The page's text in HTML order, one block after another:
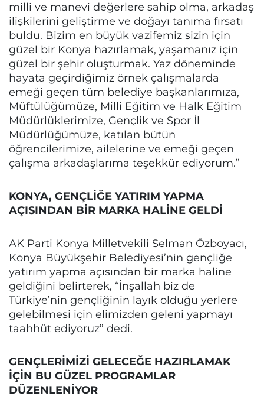
milli ve manevi değerlere sahip olma, arkadaş
ilişkilerini geliştirme ve doğayı tanıma fırsatı
buldu. Bizim en büyük vazifemiz sizin için
güzel bir Konya hazırlamak, yaşamanız için
güzel bir şehir oluşturmak. Yaz döneminde
hayata geçirdiğimiz örnek çalışmalarda
emeği geçen tüm belediye başkanlarımıza,
Müftülüğümüze, Milli Eğitim ve Halk Eğitim
Müdürlüklerimize, Gençlik ve Spor İl
Müdürlüğümüze, katılan bütün
öğrencilerimize, ailelerine ve emeği geçen
çalışma arkadaşlarıma teşekkür ediyorum.”
KONYA, GENÇLİĞE YATIRIM YAPMA
AÇISINDAN BİR MARKA HALİNE GELDİ
AK Parti Konya Milletvekili Selman Özboyacı,
Konya Büyükşehir Belediyesi’nin gençliğe
yatırım yapma açısından bir marka haline
geldiğini belirterek, “İnşallah biz de
Türkiye’nin gençliğinin layık olduğu yerlere
gelebilmesi için elimizden geleni yapmayı
taahhüt ediyoruz” dedi.
GENÇLERİMİZİ GELECEĞE HAZIRLAMAK
İÇİN BU GÜZEL PROGRAMLAR
DÜZENLENİYOR